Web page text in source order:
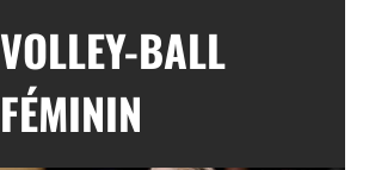
VOLLEY-BALL
FÉMININ